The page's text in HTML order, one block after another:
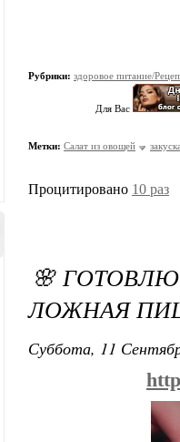
Рубрики: здоровое питание/
Для Вас
Метки: Салат из овощей
Процитировано 10 раз
🌸
ЛОЖНАЯ
Суббота, 11